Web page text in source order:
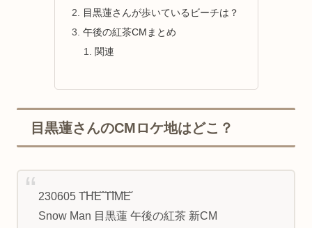
目黒蓮さんが歩いているビーチは？
午後の紅茶CMまとめ
関連
目黒蓮さんのCMロケ地はどこ？
230605 T꙼̈H꙼̈E꙼̈ ꙼̈T꙼̈I꙼̈M꙼̈E꙼̈
Snow Man 目黒蓮 午後の紅茶 新CM